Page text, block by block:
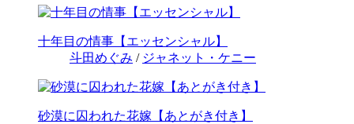
十年目の情事【エッセンシャル】
斗田めぐみ / ジャネット・ケニー
砂漠に囚われた花嫁【あとがき付き】